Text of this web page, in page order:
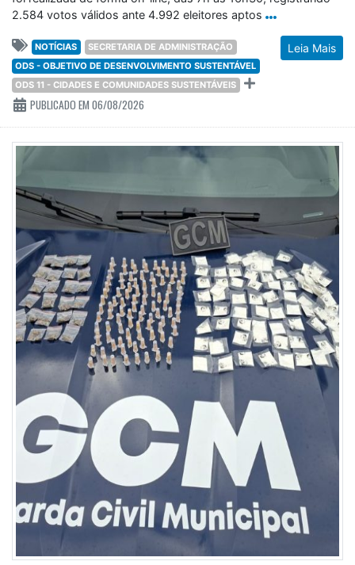
2.584 votos válidos ante 4.992 eleitores aptos
Leia Mais
NOTÍCIAS
SECRETARIA DE ADMINISTRAÇÃO
ODS - OBJETIVO DE DESENVOLVIMENTO SUSTENTÁVEL
ODS 11 - CIDADES E COMUNIDADES SUSTENTÁVEIS
PUBLICADO EM 06/08/2026